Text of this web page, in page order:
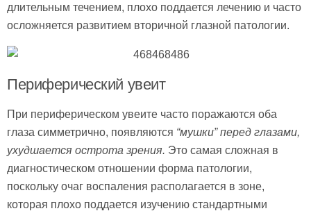
длительным течением, плохо поддается лечению и часто
осложняется развитием вторичной глазной патологии.
Периферический увеит
При периферическом увеите часто поражаются оба
глаза симметрично, появляются “мушки” перед глазами,
ухудшается острота зрения. Это самая сложная в
диагностическом отношении форма патологии,
поскольку очаг воспаления располагается в зоне,
которая плохо поддается изучению стандартными